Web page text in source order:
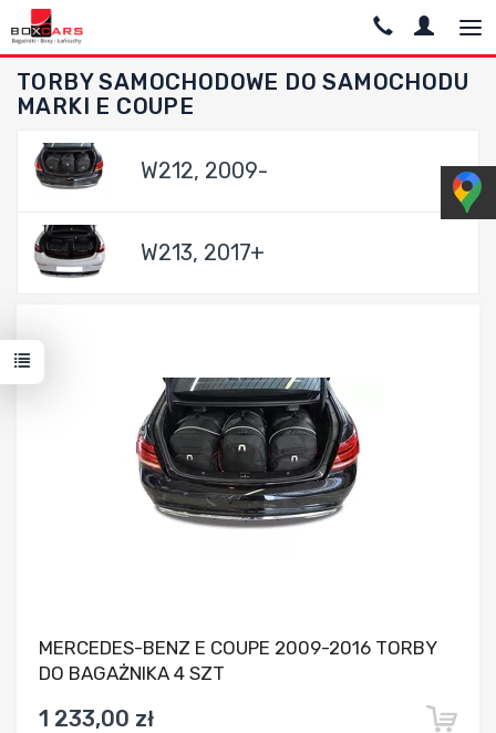
TORBY SAMOCHODOWE DO SAMOCHODU
MARKI E COUPE
W212, 2009-
W213, 2017+
MERCEDES-BENZ E COUPE 2009-2016 TORBY
DO BAGAŻNIKA 4 SZT
1 233,00 zł